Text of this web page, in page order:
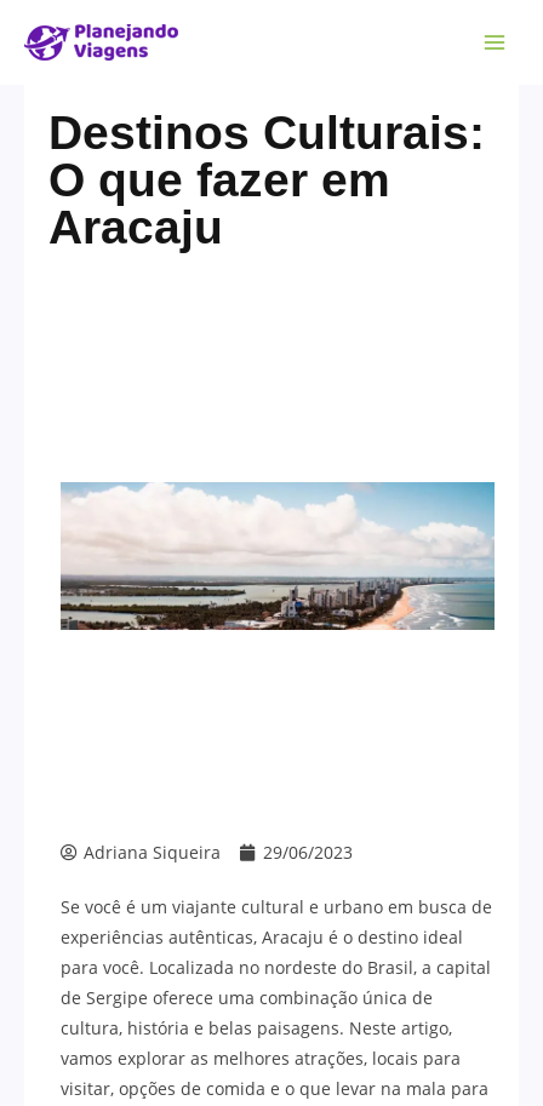
Destinos Culturais:
O que fazer em
Aracaju
Adriana Siqueira 29/06/2023
Se você é um viajante cultural e urbano em busca de
experiências autênticas, Aracaju é o destino ideal
para você. Localizada no nordeste do Brasil, a capital
de Sergipe oferece uma combinação única de
cultura, história e belas paisagens. Neste artigo,
vamos explorar as melhores atrações, locais para
visitar, opções de comida e o que levar na mala para